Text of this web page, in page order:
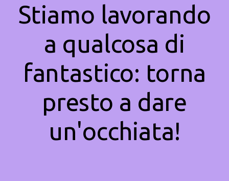
Stiamo lavorando
a qualcosa di
fantastico: torna
presto a dare
un'occhiata!